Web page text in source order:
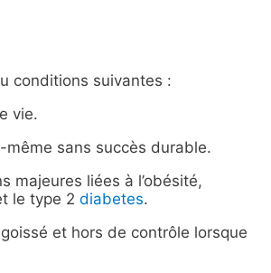
conditions suivantes :
vie.
sans succès durable.
majeures liées à l’obésité,
le type 2 diabetes.
et hors de contrôle lorsque